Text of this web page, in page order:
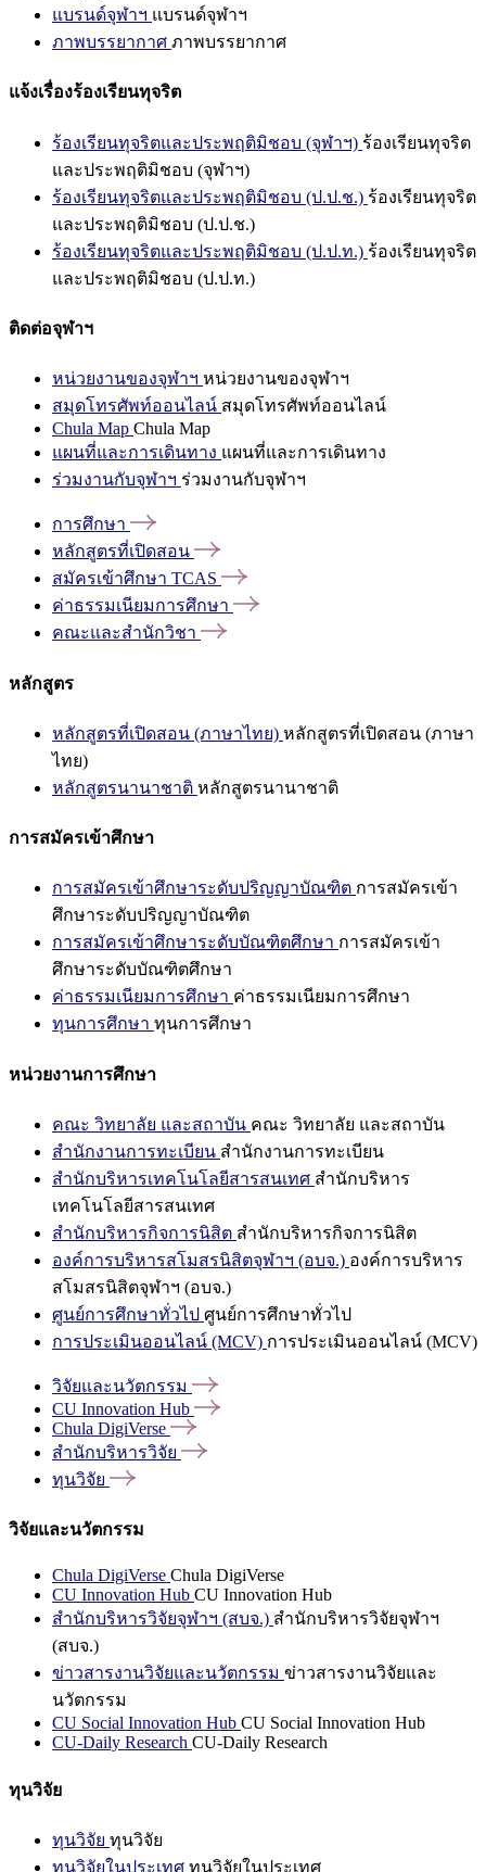
แบรนด์จุฬาฯ แบรนด์จุฬาฯ
ภาพบรรยากาศ ภาพบรรยากาศ
แจ้งเรื่องร้องเรียนทุจริต
ร้องเรียนทุจริตและประพฤติมิชอบ (จุฬาฯ) ร้องเรียนทุจริต
และประพฤติมิชอบ (จุฬาฯ)
ร้องเรียนทุจริตและประพฤติมิชอบ (ป.ป.ช.) ร้องเรียนทุจริต
และประพฤติมิชอบ (ป.ป.ช.)
ร้องเรียนทุจริตและประพฤติมิชอบ (ป.ป.ท.) ร้องเรียนทุจริต
และประพฤติมิชอบ (ป.ป.ท.)
ติดต่อจุฬาฯ
หน่วยงานของจุฬาฯ หน่วยงานของจุฬาฯ
สมุดโทรศัพท์ออนไลน์ สมุดโทรศัพท์ออนไลน์
Chula Map Chula Map
แผนที่และการเดินทาง แผนที่และการเดินทาง
ร่วมงานกับจุฬาฯ ร่วมงานกับจุฬาฯ
การศึกษา
หลักสูตรที่เปิดสอน
สมัครเข้าศึกษา TCAS
ค่าธรรมเนียมการศึกษา
คณะและสำนักวิชา
หลักสูตร
หลักสูตรที่เปิดสอน (ภาษาไทย) หลักสูตรที่เปิดสอน (ภาษา
ไทย)
หลักสูตรนานาชาติ หลักสูตรนานาชาติ
การสมัครเข้าศึกษา
การสมัครเข้าศึกษาระดับปริญญาบัณฑิต การสมัครเข้า
ศึกษาระดับปริญญาบัณฑิต
การสมัครเข้าศึกษาระดับบัณฑิตศึกษา การสมัครเข้า
ศึกษาระดับบัณฑิตศึกษา
ค่าธรรมเนียมการศึกษา ค่าธรรมเนียมการศึกษา
ทุนการศึกษา ทุนการศึกษา
หน่วยงานการศึกษา
คณะ วิทยาลัย และสถาบัน คณะ วิทยาลัย และสถาบัน
สำนักงานการทะเบียน สำนักงานการทะเบียน
สำนักบริหารเทคโนโลยีสารสนเทศ สำนักบริหาร
เทคโนโลยีสารสนเทศ
สำนักบริหารกิจการนิสิต สำนักบริหารกิจการนิสิต
องค์การบริหารสโมสรนิสิตจุฬาฯ (อบจ.) องค์การบริหาร
สโมสรนิสิตจุฬาฯ (อบจ.)
ศูนย์การศึกษาทั่วไป ศูนย์การศึกษาทั่วไป
การประเมินออนไลน์ (MCV) การประเมินออนไลน์ (MCV)
วิจัยและนวัตกรรม
CU Innovation Hub
Chula DigiVerse
สำนักบริหารวิจัย
ทุนวิจัย
วิจัยและนวัตกรรม
Chula DigiVerse Chula DigiVerse
CU Innovation Hub CU Innovation Hub
สำนักบริหารวิจัยจุฬาฯ (สบจ.) สำนักบริหารวิจัยจุฬาฯ
(สบจ.)
ข่าวสารงานวิจัยและนวัตกรรม ข่าวสารงานวิจัยและ
นวัตกรรม
CU Social Innovation Hub CU Social Innovation Hub
CU-Daily Research CU-Daily Research
ทุนวิจัย
ทุนวิจัย ทุนวิจัย
ทุนวิจัยในประเทศ ทุนวิจัยในประเทศ